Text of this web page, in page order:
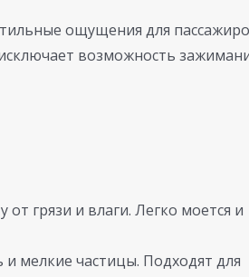
ощущения для
возможность
грязи и влаги. Легко моется и
мелкие частицы. Подходят для